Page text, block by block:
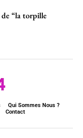
“la torpille
Qui Sommes Nous ?
Contact